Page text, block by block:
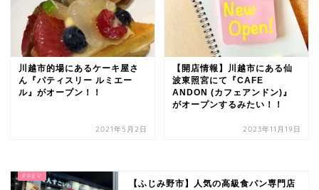
川越市的場にあるケーキ屋さ
ん『パティスリー ルミエー
ル』がオープン！！
2021年5月2日
【開店情報】川越市にある仙
波東照宮にて『CAFE
ANDON (カフェアンドン)』
がオープンするみたい！！
2023年11月19日
【ふじみ野市】人気の高級食パン専門店